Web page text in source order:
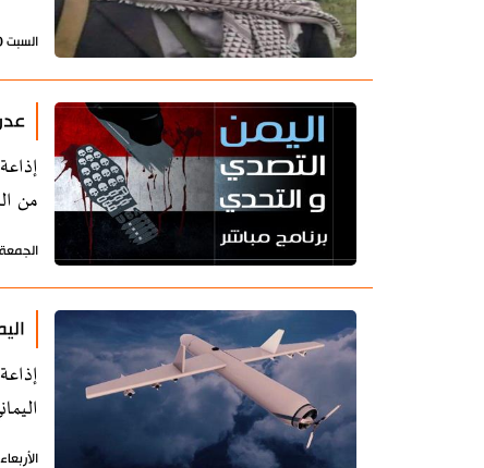
السبت 10 أغسطس 2019 - 11:54 بتوقيت طهران
من
الجمعة 9 أغسطس 2019 - 20:42
الأربعاء 14 أغسطس 2019 - 15:11